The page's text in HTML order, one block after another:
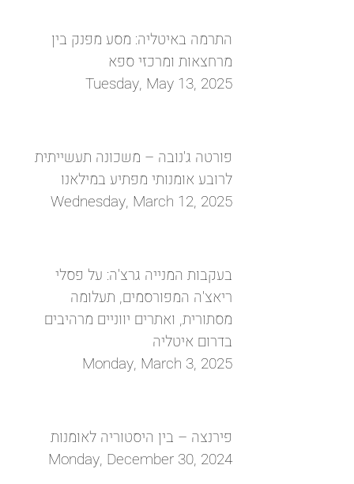
התרמה באיטליה: מסע מפנק בין
מרחצאות ומרכזי ספא
Tuesday, May 13, 2025
פורטה ג'נובה – משכונה תעשייתית
לרובע אומנותי מפתיע במילאנו
Wednesday, March 12, 2025
בעקבות המנייה גרצ'ה: על פסלי
ריאצ'ה המפורסמים, תעלומה
מסתורית, ואתרים יווניים מרהיבים
בדרום איטליה
Monday, March 3, 2025
פירנצה – בין היסטוריה לאומנות
Monday, December 30, 2024